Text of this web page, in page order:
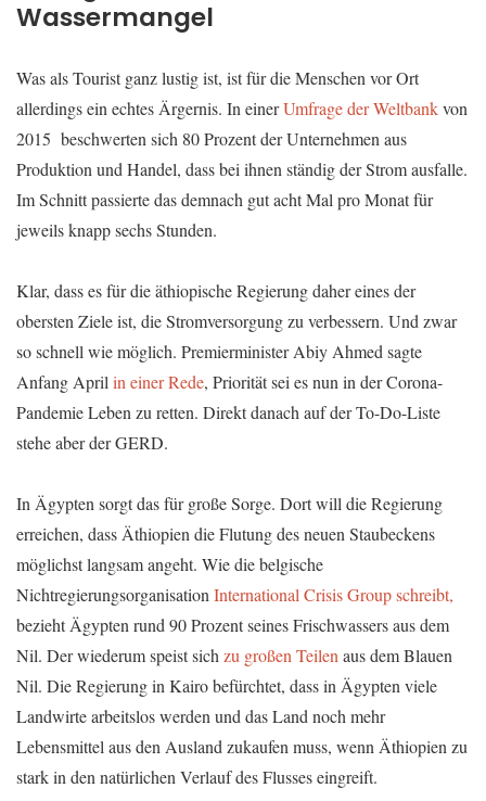
Wassermangel
Was als Tourist ganz lustig ist, ist für die Menschen vor Ort
allerdings ein echtes Ärgernis. In einerUmfrage der Weltbankvon
2015 beschwerten sich 80 Prozent der Unternehmen aus
Produktion und Handel, dass bei ihnen ständig der Strom ausfalle.
Im Schnitt passierte das demnach gut acht Mal pro Monat für
jeweils knapp sechs Stunden.
Klar, dass es für die äthiopische Regierung daher eines der
obersten Ziele ist, die Stromversorgung zu verbessern. Und zwar
so schnell wie möglich. Premierminister Abiy Ahmed sagte
Anfang April in einer Rede, Priorität sei es nun in der Corona-
Pandemie Leben zu retten. Direkt danach auf der To-Do-Liste
stehe aber der GERD.
In Ägypten sorgt das für große Sorge. Dort will die Regierung
erreichen, dass Äthiopien die Flutung des neuen Staubeckens
möglichst langsam angeht. Wie die belgische
Nichtregierungsorganisation International Crisis Group schreibt,
bezieht Ägypten rund 90 Prozent seines Frischwassers aus dem
Nil. Der wiederum speist sich zu großen Teilen aus dem Blauen
Nil. Die Regierung in Kairo befürchtet, dass in Ägypten viele
Landwirte arbeitslos werden und das Land noch mehr
Lebensmittel aus den Ausland zukaufen muss, wenn Äthiopien zu
stark in den natürlichen Verlauf des Flusses eingreift.